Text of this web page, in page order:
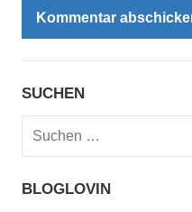
SUCHEN
Suchen
BLOGLOVIN